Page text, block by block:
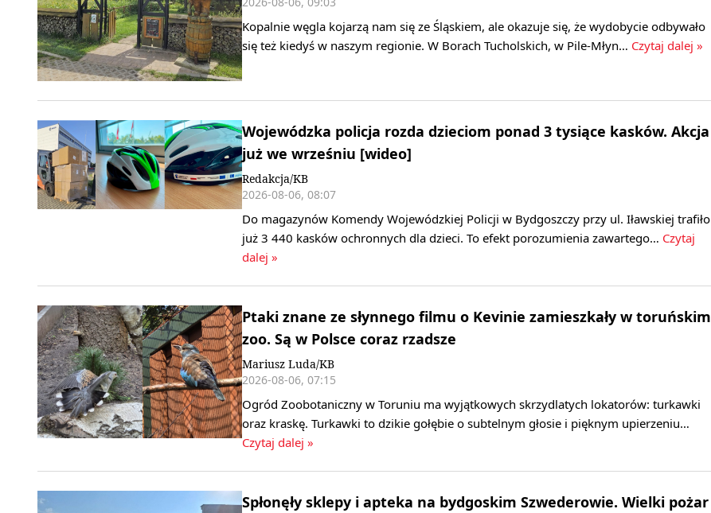
Kopalnie węgla kojarzą nam się ze Śląskiem, ale okazuje się, że wydobycie odbywało
się też kiedyś w naszym regionie. W Borach Tucholskich, w Pile-Młyn… Czytaj dalej »
Wojewódzka policja rozda dzieciom ponad 3 tysiące kasków. Akcja
już we wrześniu [wideo]
Redakcja/KB
2026-08-06, 08:07
Do magazynów Komendy Wojewódzkiej Policji w Bydgoszczy przy ul. Iławskiej trafiło
już 3 440 kasków ochronnych dla dzieci. To efekt porozumienia zawartego… Czytaj
dalej »
Ptaki znane ze słynnego filmu o Kevinie zamieszkały w toruńskim
zoo. Są w Polsce coraz rzadsze
Mariusz Luda/KB
2026-08-06, 07:15
Ogród Zoobotaniczny w Toruniu ma wyjątkowych skrzydlatych lokatorów: turkawki
oraz kraskę. Turkawki to dzikie gołębie o subtelnym głosie i pięknym upierzeniu…
Czytaj dalej »
Spłonęły sklepy i apteka na bydgoskim Szwederowie. Wielki pożar